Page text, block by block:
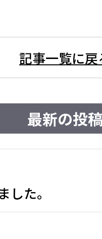
記事一覧に戻
最新の投
した。